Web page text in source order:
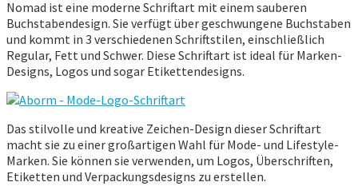
Nomad ist eine moderne Schriftart mit einem sauberen
Buchstabendesign. Sie verfügt über geschwungene Buchstaben
und kommt in 3 verschiedenen Schriftstilen, einschließlich
Regular, Fett und Schwer. Diese Schriftart ist ideal für Marken-
Designs, Logos und sogar Etikettendesigns.
Das stilvolle und kreative Zeichen-Design dieser Schriftart
macht sie zu einer großartigen Wahl für Mode- und Lifestyle-
Marken. Sie können sie verwenden, um Logos, Überschriften,
Etiketten und Verpackungsdesigns zu erstellen.